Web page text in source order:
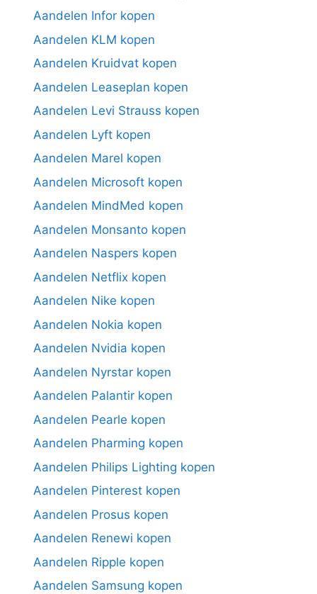
Aandelen Infor kopen
Aandelen KLM kopen
Aandelen Kruidvat kopen
Aandelen Leaseplan kopen
Aandelen Levi Strauss kopen
Aandelen Lyft kopen
Aandelen Marel kopen
Aandelen Microsoft kopen
Aandelen MindMed kopen
Aandelen Monsanto kopen
Aandelen Naspers kopen
Aandelen Netflix kopen
Aandelen Nike kopen
Aandelen Nokia kopen
Aandelen Nvidia kopen
Aandelen Nyrstar kopen
Aandelen Palantir kopen
Aandelen Pearle kopen
Aandelen Pharming kopen
Aandelen Philips Lighting kopen
Aandelen Pinterest kopen
Aandelen Prosus kopen
Aandelen Renewi kopen
Aandelen Ripple kopen
Aandelen Samsung kopen